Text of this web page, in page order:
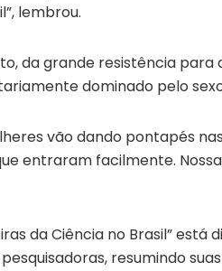
lembrou.
da grande resistência para
dominado pelo
vão dando pontapés
entraram facilmente.
da Ciência no Brasil” está
resumindo